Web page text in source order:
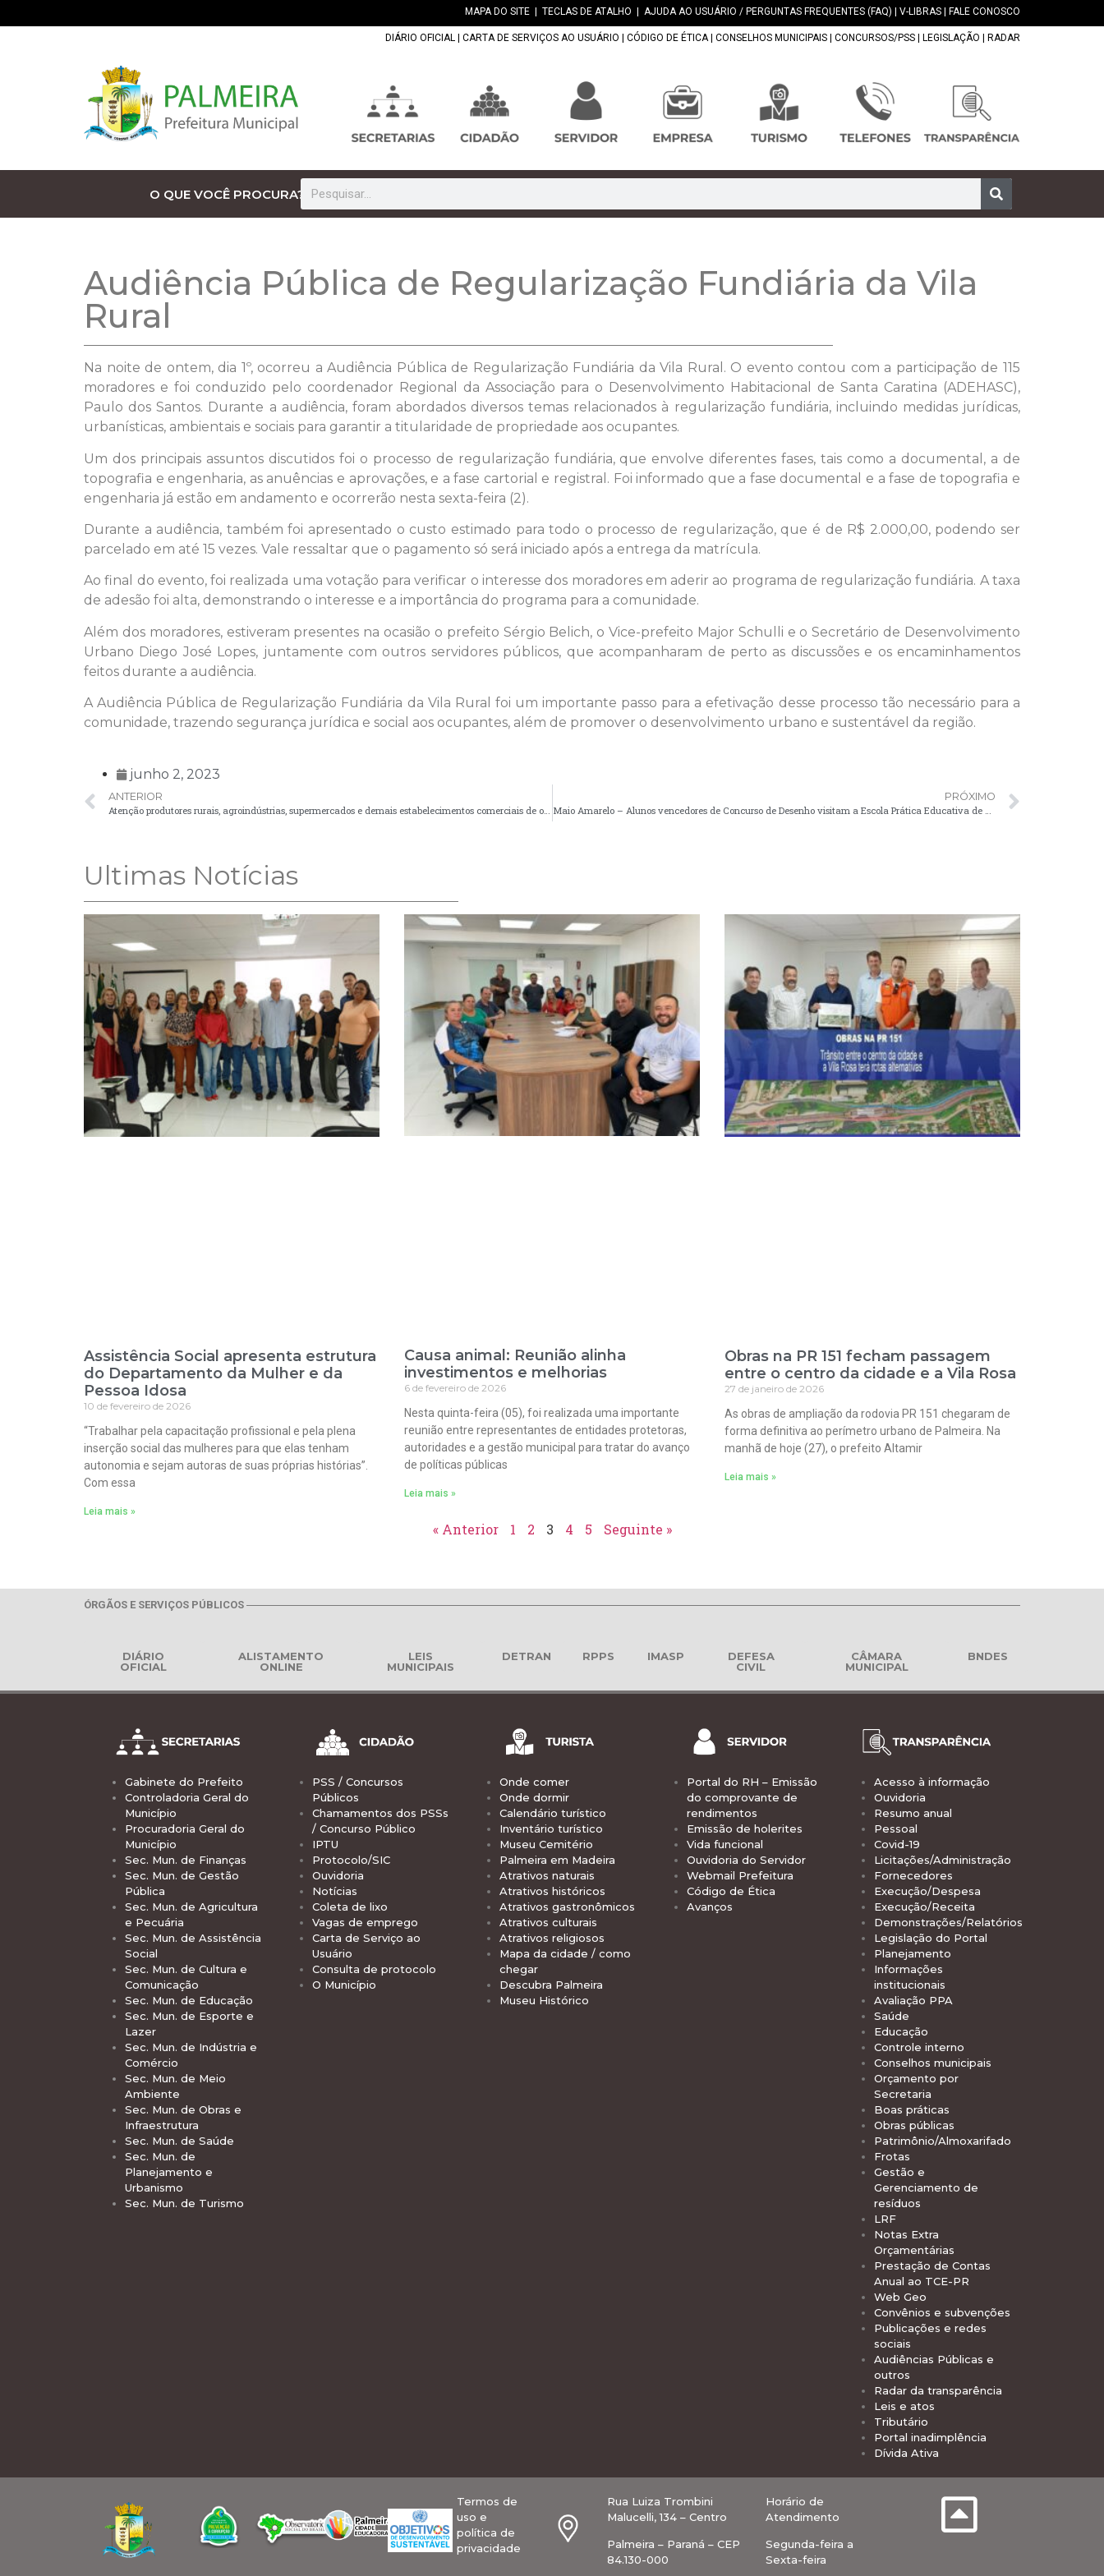
MAPA DO SITE TECLAS DE ATALHO AJUDA AO USUÁRIO / PERGUNTAS FREQUENTES (FAQ) V-LIBRAS FALE CONOSCO
DIÁRIO OFICIAL CARTA DE SERVIÇOS AO USUÁRIO CÓDIGO DE ÉTICA| CONSELHOS MUNICIPAIS CONCURSOS/PSS LEGISLAÇÃO RADAR
O QUE VOCÊ PROCURA?
Audiência Pública de Regularização Fundiária da Vila
Rural
Na noite de ontem, dia 1º, ocorreu a Audiência Pública de Regularização Fundiária da Vila Rural. O evento contou com a participação de 115
moradores e foi conduzido pelo coordenador Regional da Associação para o Desenvolvimento Habitacional de Santa Caratina (ADEHASC),
Paulo dos Santos. Durante a audiência, foram abordados diversos temas relacionados à regularização fundiária, incluindo medidas jurídicas,
urbanísticas, ambientais e sociais para garantir a titularidade de propriedade aos ocupantes.
Um dos principais assuntos discutidos foi o processo de regularização fundiária, que envolve diferentes fases, tais como a documental, a de
topografia e engenharia, as anuências e aprovações, e a fase cartorial e registral. Foi informado que a fase documental e a fase de topografia e
engenharia já estão em andamento e ocorrerão nesta sexta-feira (2).
Durante a audiência, também foi apresentado o custo estimado para todo o processo de regularização, que é de R$ 2.000,00, podendo ser
parcelado em até 15 vezes. Vale ressaltar que o pagamento só será iniciado após a entrega da matrícula.
Ao final do evento, foi realizada uma votação para verificar o interesse dos moradores em aderir ao programa de regularização fundiária. A taxa
de adesão foi alta, demonstrando o interesse e a importância do programa para a comunidade.
Além dos moradores, estiveram presentes na ocasião o prefeito Sérgio Belich, o Vice-prefeito Major Schulli e o Secretário de Desenvolvimento
Urbano Diego José Lopes, juntamente com outros servidores públicos, que acompanharam de perto as discussões e os encaminhamentos
feitos durante a audiência.
A Audiência Pública de Regularização Fundiária da Vila Rural foi um importante passo para a efetivação desse processo tão necessário para a
comunidade, trazendo segurança jurídica e social aos ocupantes, além de promover o desenvolvimento urbano e sustentável da região.
junho 2, 2023
ANTERIOR
PRÓXIMO
Ultimas Notícias
Assistência Social apresenta estrutura
do Departamento da Mulher e da
Pessoa Idosa
10 de fevereiro de 2026
“Trabalhar pela capacitação profissional e pela plena
inserção social das mulheres para que elas tenham
autonomia e sejam autoras de suas próprias histórias”.
Com essa
Leia mais »
Causa animal: Reunião alinha
investimentos e melhorias
6 de fevereiro de 2026
Nesta quinta-feira (05), foi realizada uma importante
reunião entre representantes de entidades protetoras,
autoridades e a gestão municipal para tratar do avanço
de políticas públicas
Leia mais »
Obras na PR 151 fecham passagem
entre o centro da cidade e a Vila Rosa
27 de janeiro de 2026
As obras de ampliação da rodovia PR 151 chegaram de
forma definitiva ao perímetro urbano de Palmeira. Na
manhã de hoje (27), o prefeito Altamir
Leia mais »
« Anterior 1 2 3 4 5 Seguinte »
ÓRGÃOS E SERVIÇOS PÚBLICOS
DIÁRIO
OFICIAL
ALISTAMENTO
ONLINE
LEIS
MUNICIPAIS
DETRAN RPPS IMASP
DEFESA
CIVIL
CÂMARA
MUNICIPAL
BNDES
Gabinete do Prefeito
Controladoria Geral do
Município
Procuradoria Geral do
Município
Sec. Mun. de Finanças
Sec. Mun. de Gestão
Pública
Sec. Mun. de Agricultura
e Pecuária
Sec. Mun. de Assistência
Social
Sec. Mun. de Cultura e
Comunicação
Sec. Mun. de Educação
Sec. Mun. de Esporte e
Lazer
Sec. Mun. de Indústria e
Comércio
Sec. Mun. de Meio
Ambiente
Sec. Mun. de Obras e
Infraestrutura
Sec. Mun. de Saúde
Sec. Mun. de
Planejamento e
Urbanismo
Sec. Mun. de Turismo
PSS / Concursos
Públicos
Chamamentos dos PSSs
/ Concurso Público
IPTU
Protocolo/SIC
Ouvidoria
Notícias
Coleta de lixo
Vagas de emprego
Carta de Serviço ao
Usuário
Consulta de protocolo
O Município
Onde comer
Onde dormir
Calendário turístico
Inventário turístico
Museu Cemitério
Palmeira em Madeira
Atrativos naturais
Atrativos históricos
Atrativos gastronômicos
Atrativos culturais
Atrativos religiosos
Mapa da cidade / como
chegar
Descubra Palmeira
Museu Histórico
Portal do RH – Emissão
do comprovante de
rendimentos
Emissão de holerites
Vida funcional
Ouvidoria do Servidor
Webmail Prefeitura
Código de Ética
Avanços
Acesso à informação
Ouvidoria
Resumo anual
Pessoal
Covid-19
Licitações/Administração
Fornecedores
Execução/Despesa
Execução/Receita
Demonstrações/Relatórios
Legislação do Portal
Planejamento
Informações
institucionais
Avaliação PPA
Saúde
Educação
Controle interno
Conselhos municipais
Orçamento por
Secretaria
Boas práticas
Obras públicas
Patrimônio/Almoxarifado
Frotas
Gestão e
Gerenciamento de
resíduos
LRF
Notas Extra
Orçamentárias
Prestação de Contas
Anual ao TCE-PR
Web Geo
Convênios e subvenções
Publicações e redes
sociais
Audiências Públicas e
outros
Radar da transparência
Leis e atos
Tributário
Portal inadimplência
Dívida Ativa
Termos de
uso e
política de
privacidade
Rua Luiza Trombini
Malucelli, 134 – Centro
Palmeira – Paraná – CEP
84.130-000
Horário de
Atendimento
Segunda-feira a
Sexta-feira